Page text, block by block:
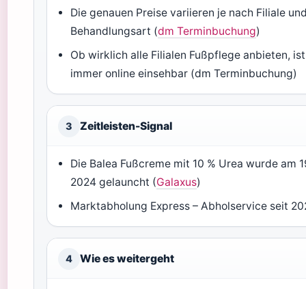
Die genauen Preise variieren je nach Filiale
Behandlungsart (dm Terminbuchung)
Ob wirklich alle Filialen Fußpflege anbieten,
immer online einsehbar (dm Terminbuchung)
3 Zeitleisten-Signal
Die Balea Fußcreme mit 10 % Urea wurde am
2024 gelauncht (Galaxus)
Marktabholung Express – Abholservice seit
4 Wie es weitergeht